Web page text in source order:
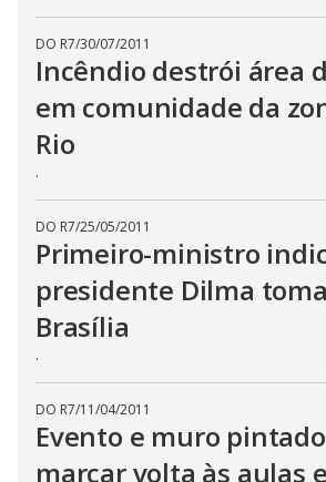
DO R7/30/07/2011
Incêndio destrói área
em comunidade da
Rio
.
DO R7/25/05/2011
Primeiro-ministro
presidente Dilma
Brasília
.
DO R7/11/04/2011
Evento e muro
marcar volta às aulas